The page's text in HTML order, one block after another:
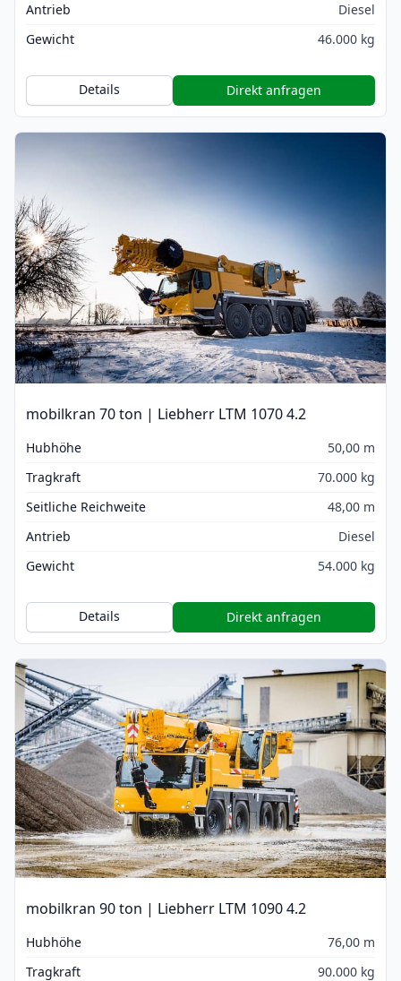
Antrieb
Diesel
Gewicht
46.000 kg
Details Direkt anfragen
mobilkran 70 ton | Liebherr LTM 1070 4.2
Hubhöhe
50,00 m
Tragkraft
70.000 kg
Seitliche Reichweite
48,00 m
Antrieb
Diesel
Gewicht
54.000 kg
Details Direkt anfragen
mobilkran 90 ton | Liebherr LTM 1090 4.2
Hubhöhe
76,00 m
Tragkraft
90.000 kg